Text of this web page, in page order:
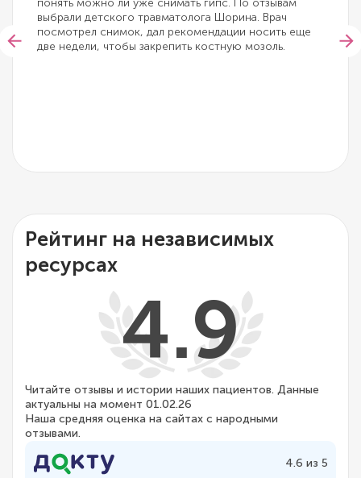
понять можно ли уже снимать гипс. По отзывам
выбрали детского травматолога Шорина. Врач
посмотрел снимок, дал рекомендации носить еще
две недели, чтобы закрепить костную мозоль.
Рейтинг на независимых
ресурсах
4.9
Читайте отзывы и истории наших пациентов. Данные
актуальны на момент 01.02.26
Наша средняя оценка на сайтах с народными
отзывами.
4.6 из 5